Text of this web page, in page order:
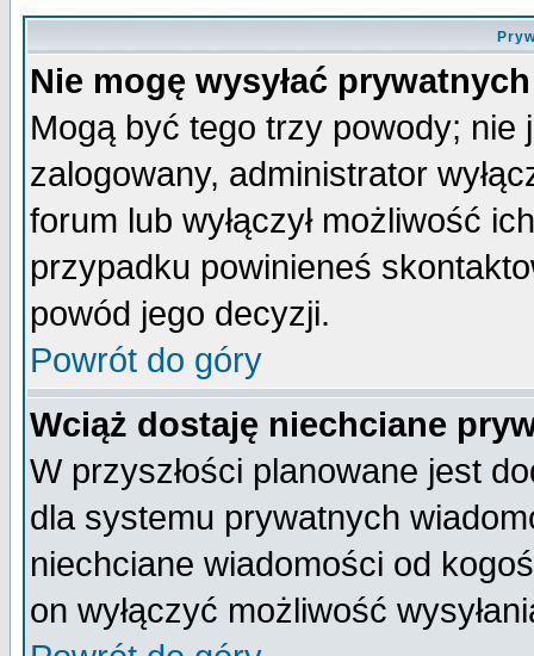
Nie mogę wysyłać
Mogą być tego trzy powody;
zalogowany, administrator
forum lub wyłączył możliwość
przypadku powinieneś
powód jego decyzji.
Powrót do góry
Wciąż dostaję niechciane
W przyszłości planowane jest
dla systemu prywatnych
niechciane wiadomości od
on wyłączyć możliwość